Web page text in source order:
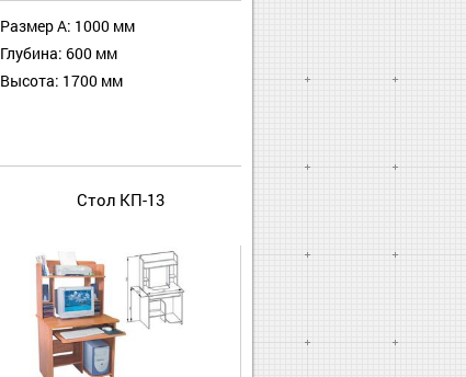
Размер А: 1000 мм
Глубина: 600 мм
Высота: 1700 мм
Стол КП-13